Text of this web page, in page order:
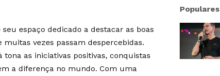
seu espaço dedicado a destacar as boas
vezes passam despercebidas.
as iniciativas positivas, conquistas
a diferença no mundo. Com uma
Populares